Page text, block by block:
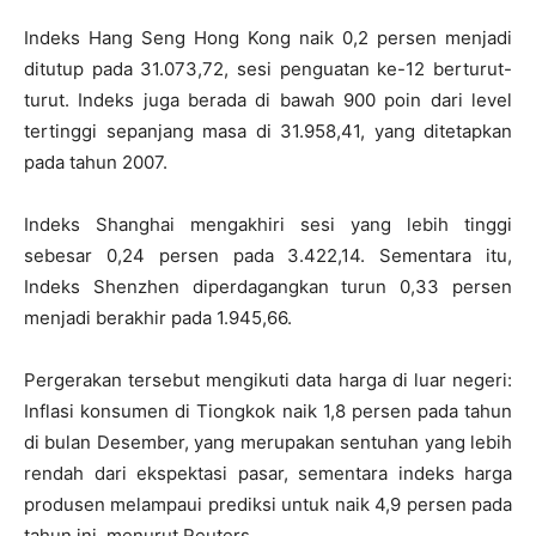
Indeks Hang Seng Hong Kong naik 0,2 persen menjadi
ditutup pada 31.073,72, sesi penguatan ke-12 berturut-
turut. Indeks juga berada di bawah 900 poin dari level
tertinggi sepanjang masa di 31.958,41, yang ditetapkan
pada tahun 2007.
Indeks Shanghai mengakhiri sesi yang lebih tinggi
sebesar 0,24 persen pada 3.422,14. Sementara itu,
Indeks Shenzhen diperdagangkan turun 0,33 persen
menjadi berakhir pada 1.945,66.
Pergerakan tersebut mengikuti data harga di luar negeri:
Inflasi konsumen di Tiongkok naik 1,8 persen pada tahun
di bulan Desember, yang merupakan sentuhan yang lebih
rendah dari ekspektasi pasar, sementara indeks harga
produsen melampaui prediksi untuk naik 4,9 persen pada